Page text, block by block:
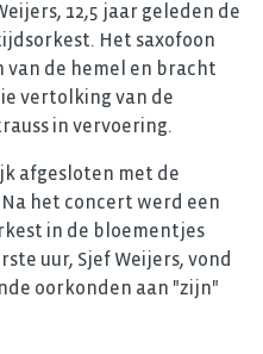
12,5 jaar geleden de
Het saxofoon
van de hemel en bracht
vertolking van de
in vervoering.
afgesloten met de
het concert werd een
in de bloementjes
uur, Sjef Weijers, vond
oorkonden aan "zijn"